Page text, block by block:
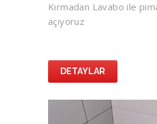
Kırmadan Lavabo ile
açıyoruz
DETAYLAR